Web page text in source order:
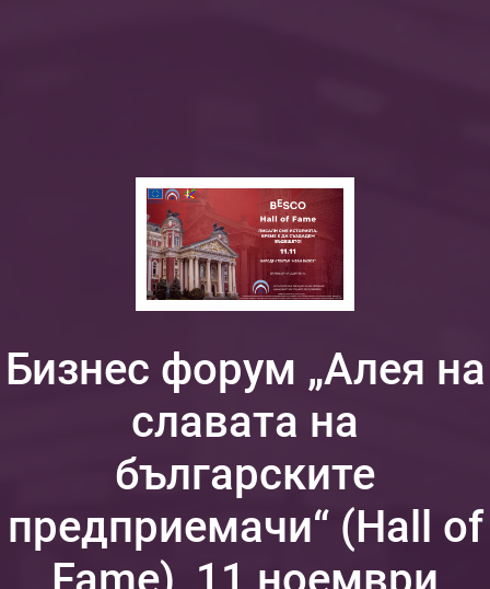
Бизнес форум „Алея на
славата на
българските
предприемачи“ (Hall of